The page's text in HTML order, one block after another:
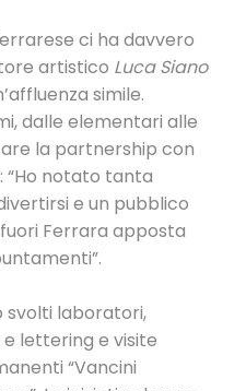
ci ha davvero
artistico Luca Siano
simile.
dalle elementari alle
la partnership con
“Ho notato tanta
e un pubblico
Ferrara apposta
svolti laboratori,
lettering e visite
“Vancini